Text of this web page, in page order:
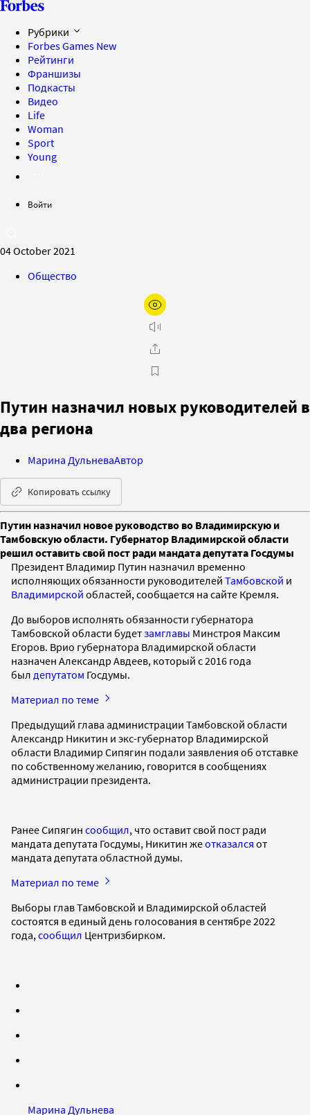
Рубрики
Forbes Games New
Рейтинги
Франшизы
Подкасты
Видео
Life
Woman
Sport
Young
Войти
04 October 2021
Общество
Путин назначил новых руководителей в
два региона
Марина ДульневаАвтор
Копировать ссылку
Путин назначил новое руководство во Владимирскую и
Тамбовскую области. Губернатор Владимирской области
решил оставить свой пост ради мандата депутата Госдумы
Президент Владимир Путин назначил временно
исполняющих обязанности руководителей Тамбовской и
Владимирской областей, сообщается на сайте Кремля.
До выборов исполнять обязанности губернатора
Тамбовской области будетзамглавы Минстроя Максим
Егоров. Врио губернатора Владимирской области
назначен Александр Авдеев, который c 2016 года
был депутатом Госдумы.
Материал по теме
Предыдущий глава администрации Тамбовской области
Александр Никитин и экс-губернатор Владимирской
области Владимир Сипягин подали заявления об отставке
по собственному желанию, говорится в сообщениях
администрации президента.
Ранее Сипягин сообщил, что оставит свой пост ради
мандата депутата Госдумы, Никитин жеотказался от
мандата депутата областной думы.
Материал по теме
Выборы глав Тамбовской и Владимирской областей
состоятся в единый день голосования в сентябре 2022
года, сообщил Центризбирком.
Марина Дульнева